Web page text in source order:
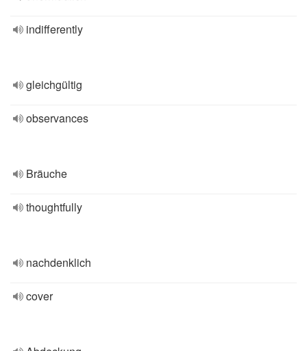
indifferently
gleichgültig
observances
Bräuche
thoughtfully
nachdenklich
cover